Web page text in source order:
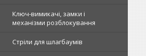
Ключ-вимикачі, замки і
механізми розблокування
Стріли для шлагбаумів